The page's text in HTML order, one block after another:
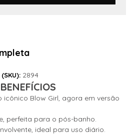
2894
BENEFÍCIOS
Blow Girl, agora em versão
perfeita para o pós-banho.
ideal para uso diário.